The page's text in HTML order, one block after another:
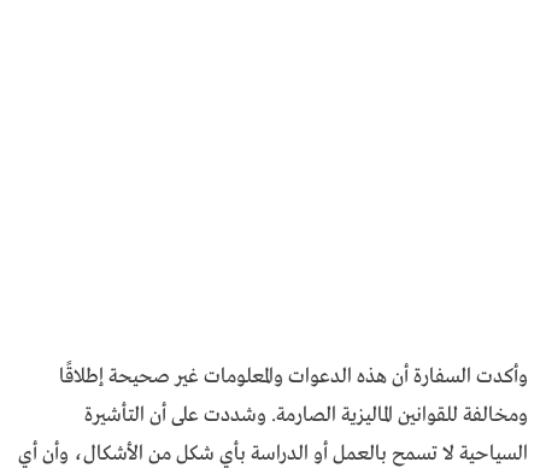
وأكدت السفارة أن هذه الدعوات والمعلومات غير صحيحة إطلاقًا
ومخالفة للقوانين الماليزية الصارمة. وشددت على أن التأشيرة
السياحية لا تسمح بالعمل أو الدراسة بأي شكل من الأشكال، وأن أي